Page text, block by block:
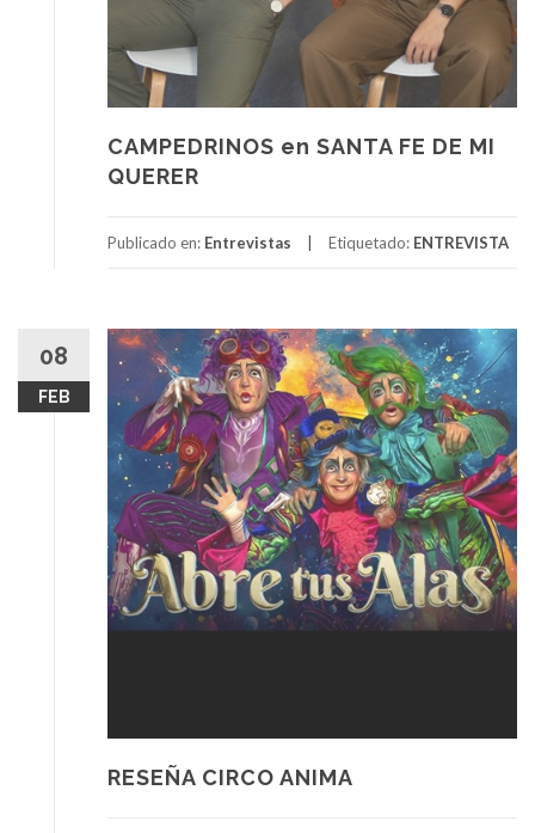
CAMPEDRINOS en SANTA FE DE MI
QUERER
Publicado en: Entrevistas Etiquetado: ENTREVISTA
08
FEB
RESEÑA CIRCO ANIMA